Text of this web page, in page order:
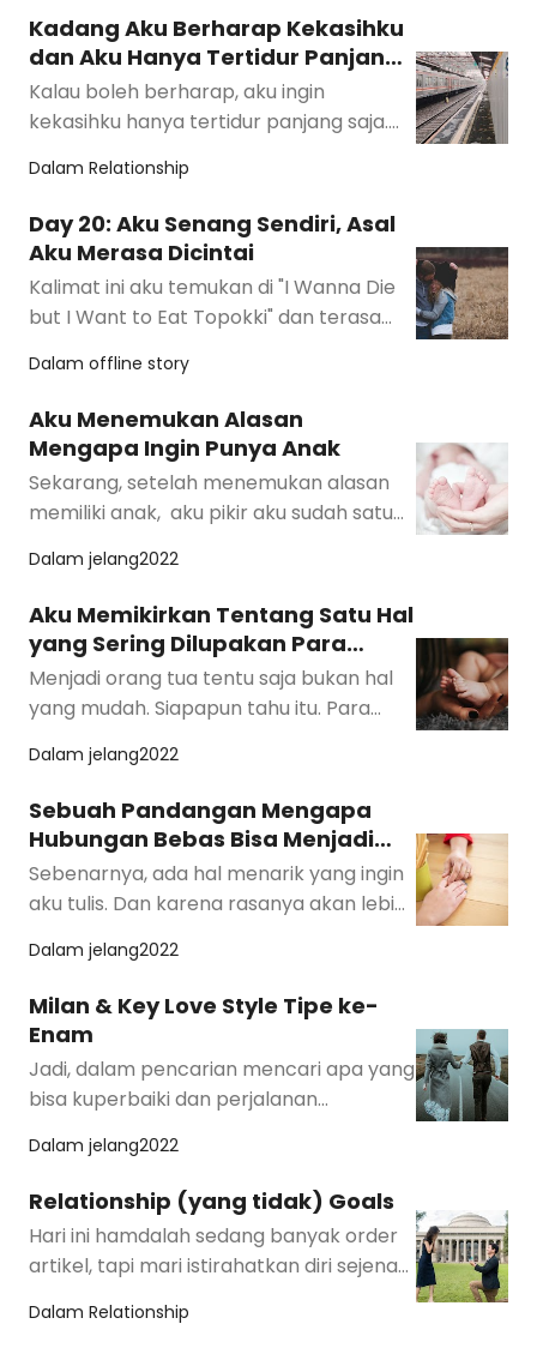
Kadang Aku Berharap Kekasihku
dan Aku Hanya Tertidur Panjang
Saja
Kalau boleh berharap, aku ingin
kekasihku hanya tertidur panjang saja.
kan tidak mun…
Dalam Relationship
Day 20: Aku Senang Sendiri, Asal
Aku Merasa Dicintai
Kalimat ini aku temukan di "I Wanna Die
but I Want to Eat Topokki" dan terasa
Dalam offline story
Aku Menemukan Alasan
Mengapa Ingin Punya Anak
Sekarang, setelah menemukan alasan
memiliki anak, aku pikir aku sudah satu
Bebe…
Dalam jelang2022
Aku Memikirkan Tentang Satu Hal
yang Sering Dilupakan Para
Orang Tua Ideal
Menjadi orang tua tentu saja bukan hal
yang mudah. Siapapun tahu itu. Para
memiliki an…
Dalam jelang2022
Sebuah Pandangan Mengapa
Hubungan Bebas Bisa Menjadi
Solusi
Sebenarnya, ada hal menarik yang ingin
aku tulis. Dan karena rasanya akan lebih
bacaa…
Dalam jelang2022
Milan & Key Love Style Tipe ke-
Enam
Jadi, dalam pencarian mencari apa yang
bisa kuperbaiki dan perjalanan
dengan konsep Lov…
Dalam jelang2022
Relationship (yang tidak) Goals
Hari ini hamdalah sedang banyak order
artikel, tapi mari istirahatkan diri sejenak
Dalam Relationship